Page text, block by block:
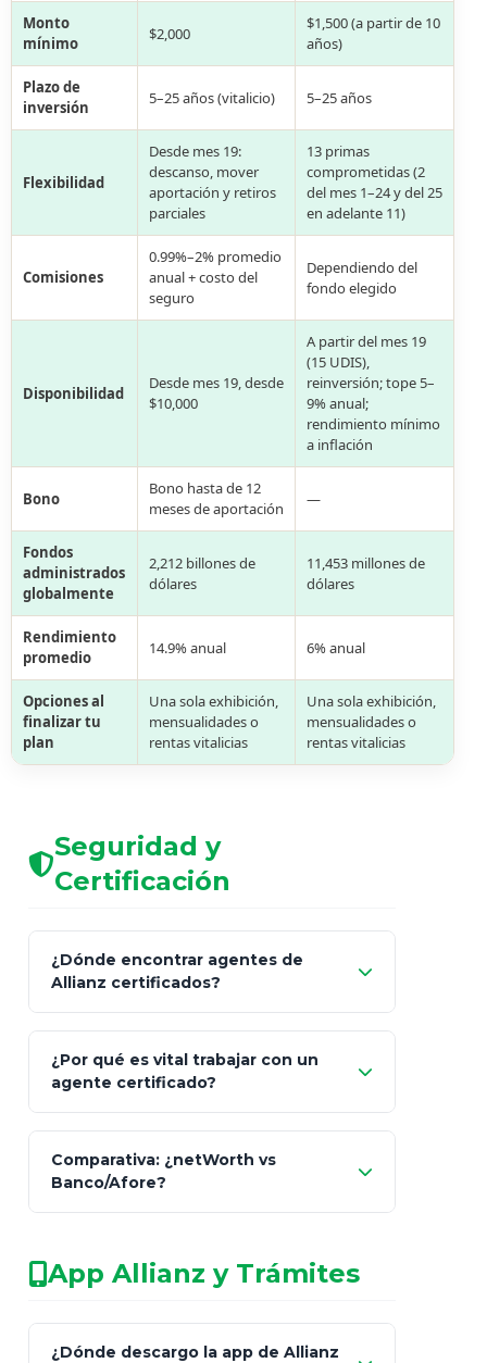
Monto
mínimo
$2,000
$1,500 (a partir de 10
años)
Plazo de
inversión
5–25 años (vitalicio) 5–25 años
Flexibilidad
Desde mes 19:
descanso, mover
aportación y retiros
parciales
13 primas
comprometidas (2
del mes 1–24 y del 25
en adelante 11)
Comisiones
0.99%–2% promedio
anual + costo del
seguro
Dependiendo del
fondo elegido
Disponibilidad
Desde mes 19, desde
$10,000
A partir del mes 19
(15 UDIS),
reinversión; tope 5–
9% anual;
rendimiento mínimo
a inflación
Bono
Bono hasta de 12
meses de aportación
—
Fondos
administrados
globalmente
2,212 billones de
dólares
11,453 millones de
dólares
Rendimiento
promedio
14.9% anual 6% anual
Opciones al
finalizar tu
plan
Una sola exhibición,
mensualidades o
rentas vitalicias
Una sola exhibición,
mensualidades o
rentas vitalicias
Seguridad y
Certificación
¿Dónde encontrar agentes de
Allianz certificados?
Seguros y Fianzas (CNSF)
netWorth
patrimonio con asesores informales en
redes sociales.
¿Por qué es vital trabajar con un
agente certificado?
consultor técnico
legalmente facultado
Comparativa: ¿netWorth vs
Banco/Afore?
Característica netWorth (Certificado)
App Allianz y Trámites
¿Dónde descargo la app de Allianz